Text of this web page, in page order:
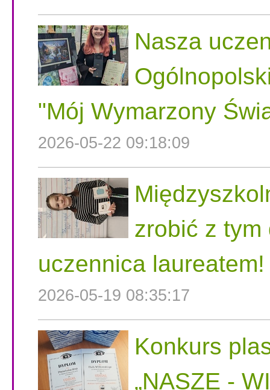
Nasza
"Mój Wymarzony
2026-05-22 09:18:09
zrobić z tym
uczennica laureatem!
2026-05-19 08:35:17
Konkurs
„NASZE -